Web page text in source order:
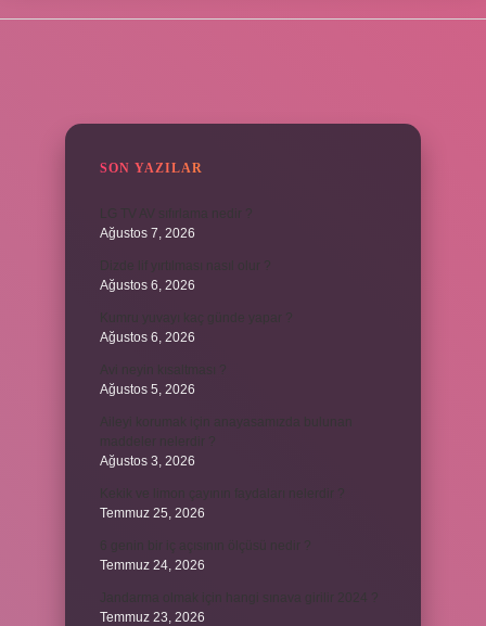
SON YAZILAR
Ağustos 7, 2026
Ağustos 6, 2026
Ağustos 6, 2026
Ağustos 5, 2026
Ağustos 3, 2026
Temmuz 25, 2026
Temmuz 24, 2026
Temmuz 23, 2026